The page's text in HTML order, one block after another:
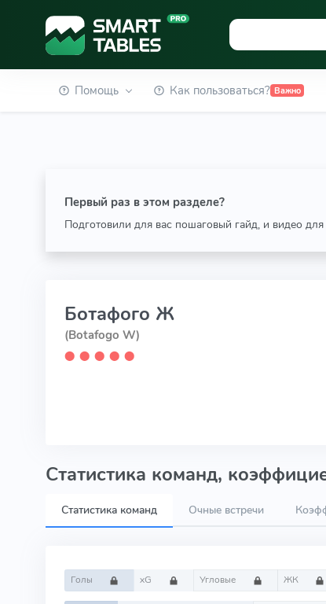
Помощь Как пользоваться? Важно
Первый раз в этом разделе?
Подготовили для вас пошаговый гайд, и видео
Ботафого Ж
(Botafogo W)
⬤ ⬤ ⬤ ⬤ ⬤
Статистика команд,
Статистика команд Очные встречи
Голы xG Угловые ЖК